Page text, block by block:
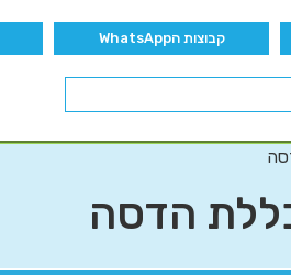
קבוצות הWhatsApp
הדסה